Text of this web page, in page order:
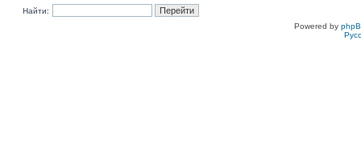
Найти:
Powered by